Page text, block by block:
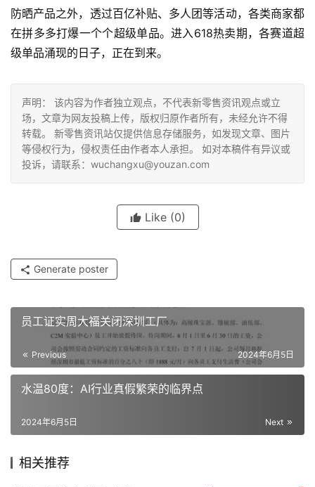
防晒产品之外，透过百亿补贴、多人团等活动，各类商家都
在拼多多打爆一个个超级单品。进入618热卖期，各赛道超
级单品涌现的日子，正在到来。
声明： 该内容为作者独立观点，不代表新零售资讯观点或立
场，文章为网友投稿上传，版权归原作者所有，未经允许不得
转载。 新零售资讯站仅提供信息存储服务，如发现文章、图片
等侵权行为，侵权责任由作者本人承担。 如对本稿件有异议或
投诉，请联系：wuchangxu@youzan.com
Like (0)
Generate poster
员工证实周大福关闭深圳工厂
Previous 2024年6月5日
水温80度：AI行业真假繁荣的临界点
Next
2024年6月5日
相关推荐